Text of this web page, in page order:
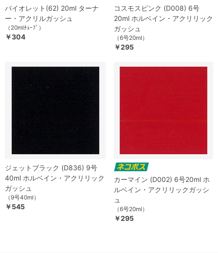
バイオレット(62) 20ml ターナ
ー・アクリルガッシュ
（20mlﾁｭｰﾌﾞ）
￥304
コスモスピンク (D008) 6号
20ml ホルベイン・アクリリック
ガッシュ
（6号20ml）
￥295
ジェットブラック (D836) 9号
40ml ホルベイン・アクリリック
ガッシュ
（9号40ml）
￥545
カーマイン (D002) 6号20ml ホ
ルベイン・アクリリックガッシ
ュ
（6号20ml）
￥295